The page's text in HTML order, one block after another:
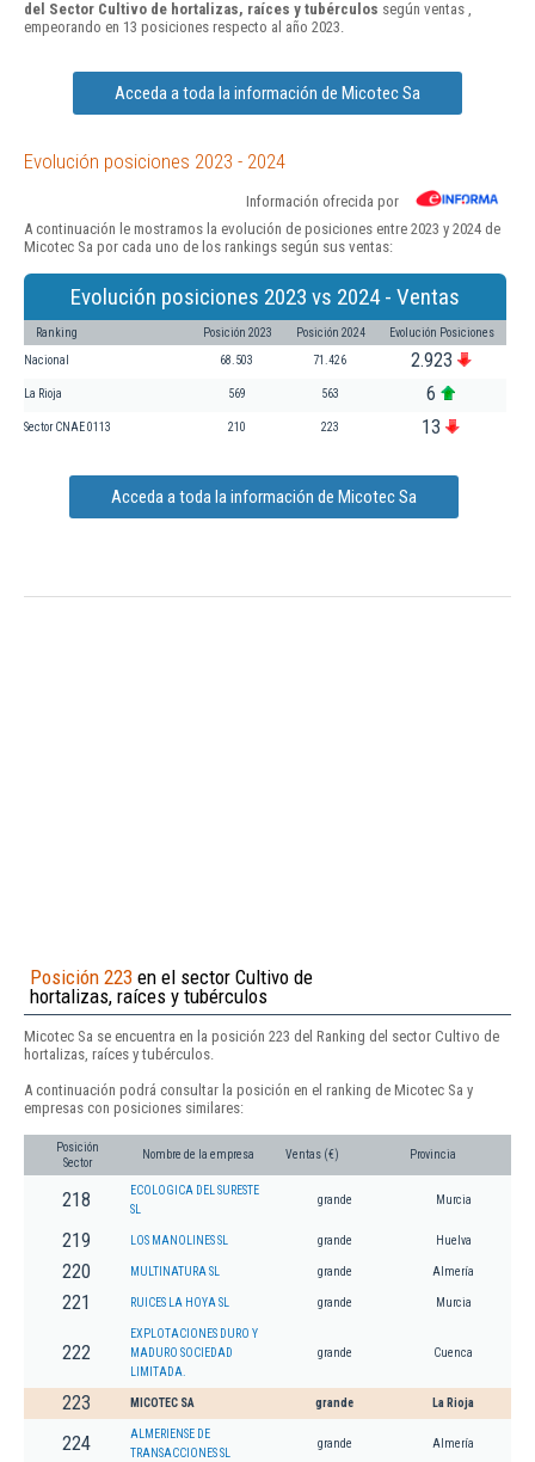
del Sector Cultivo de hortalizas, raíces y tubérculos según ventas ,
empeorando en 13 posiciones respecto al año 2023.
Acceda a toda la información de Micotec Sa
Evolución posiciones 2023 - 2024
Información ofrecida por
A continuación le mostramos la evolución de posiciones entre 2023 y 2024 de
Micotec Sa por cada uno de los rankings según sus ventas:
Evolución posiciones 2023 vs 2024 - Ventas
Ranking Posición 2023 Posición 2024 Evolución Posiciones
Nacional 68.503 71.426 2.923
La Rioja 569 563 6
Sector CNAE 0113 210 223 13
Acceda a toda la información de Micotec Sa
Posición 223 en el sector Cultivo de
hortalizas, raíces y tubérculos
Micotec Sa se encuentra en la posición 223 del Ranking del sector Cultivo de
hortalizas, raíces y tubérculos.
A continuación podrá consultar la posición en el ranking de Micotec Sa y
empresas con posiciones similares:
Posición
Sector
Nombre de la empresa Ventas (€) Provincia
218
ECOLOGICA DEL SURESTE
SL
grande Murcia
219 LOS MANOLINES SL grande Huelva
220 MULTINATURA SL grande Almería
221 RUICES LA HOYA SL grande Murcia
222
EXPLOTACIONES DURO Y
MADURO SOCIEDAD
LIMITADA.
grande Cuenca
223 MICOTEC SA grande La Rioja
224
ALMERIENSE DE
TRANSACCIONES SL
grande Almería